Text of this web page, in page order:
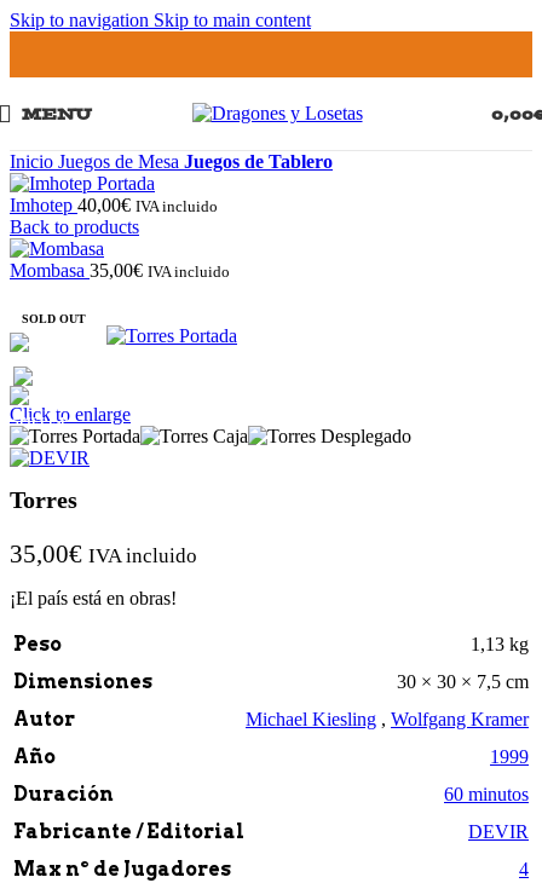
Skip to navigation Skip to main content
MENU 0,00
Inicio Juegos de Mesa Juegos de Tablero
Imhotep 40,00€ IVA incluido
Back to products
Mombasa 35,00€ IVA incluido
SOLD OUT
Click to enlarge
Torres
35,00€ IVA incluido
¡El país está en obras!
Peso 1,13 kg
Dimensiones 30 × 30 × 7,5 cm
Autor Michael Kiesling , Wolfgang Kramer
Año 1999
Duración 60 minutos
Fabricante / Editorial DEVIR
Max nº de Jugadores 4